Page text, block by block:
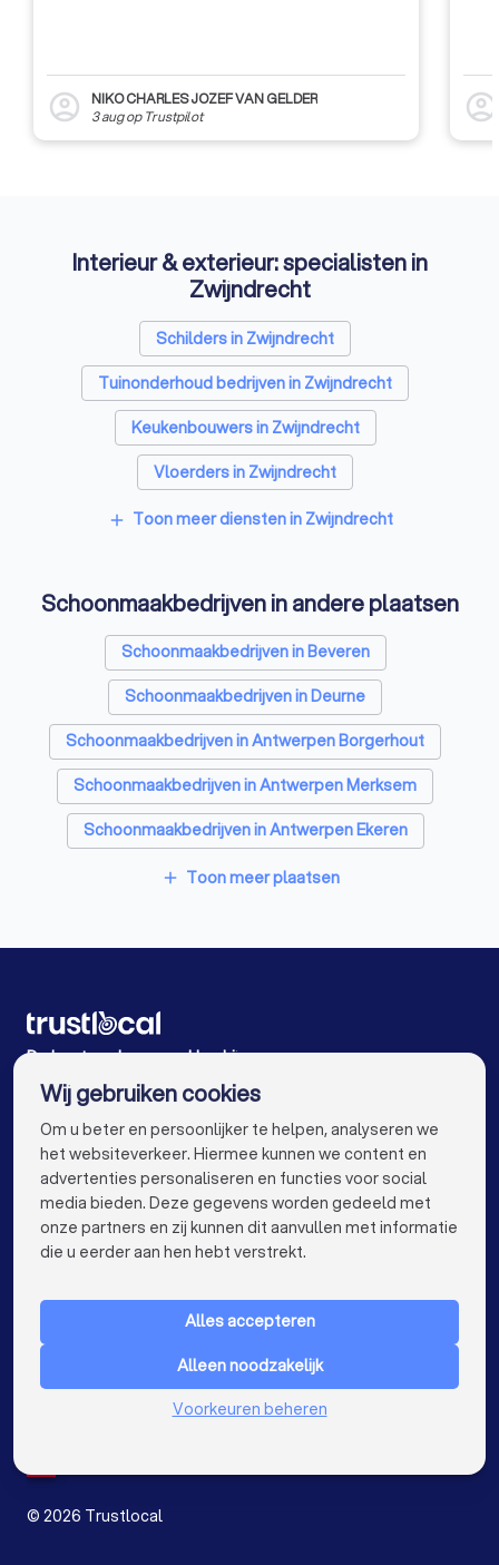
account_circle
NIKO CHARLES JOZEF VAN GELDER
3 augop Trustpilot account_circle
Interieur & exterieur: specialisten in
Zwijndrecht
Schilders in Zwijndrecht
Tuinonderhoud bedrijven in Zwijndrecht
Keukenbouwers in Zwijndrecht
Vloerders in Zwijndrecht
add Toon meer diensten in Zwijndrecht
Schoonmaakbedrijven in andere plaatsen
Schoonmaakbedrijven in Beveren
Schoonmaakbedrijven in Deurne
Schoonmaakbedrijven in Antwerpen Borgerhout
Schoonmaakbedrijven in Antwerpen Merksem
Schoonmaakbedrijven in Antwerpen Ekeren
Schoonmaakbedrijven in Antwerpen Wilrijk
Schoonmaakbedrijven in Mortsel
Schoonmaakbedrijven in Gent
Schoonmaakbedrijven in Brugge
Schoonmaakbedrijven in Leuven
Schoonmaakbedrijven in Aalst
Schoonmaakbedrijven in Kortrijk
Schoonmaakbedrijven in Hasselt
Schoonmaakbedrijven in Sint-Niklaas
Schoonmaakbedrijven in Roeselare
add Toon meer plaatsen
De beste schoonmaakbedrijven voor u
VOOR PARTICULIEREN keyboard_arrow_down
Nederland
© 2026 Trustlocal
Wij gebruiken cookies
Om u beter en persoonlijker te helpen, analyseren we
het websiteverkeer. Hiermee kunnen we content en
advertenties personaliseren en functies voor social
media bieden. Deze gegevens worden gedeeld met
onze partners en zij kunnen dit aanvullen met informatie
die u eerder aan hen hebt verstrekt.
Alles accepteren
Alleen noodzakelijk
Voorkeuren beheren